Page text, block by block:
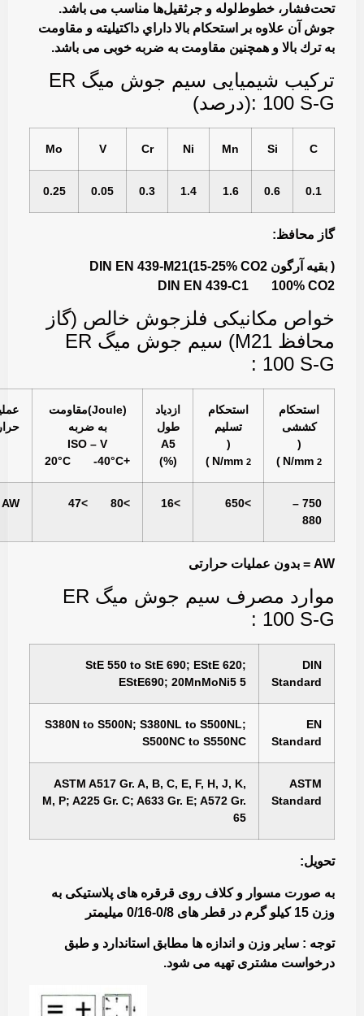
تحت‌فشار، خطوط‌لوله و جرثقيل‌ها مناسب می باشد.
جوش آن علاوه بر استحكام بالا داراي داكتيليته و مقاومت
به ترك بالا و همچنين مقاومت به ضربه خوبی می باشد.
تركيب شيميايی سیم جوش میگ ER
100 S-G :(درصد)
C
Si
Mn
Ni
Cr
V
Mo
0.1
0.6
1.6
1.4
0.3
0.05
0.25
گاز محافظ:
DIN EN 439-M21(15-25% CO2 بقیه آرگون )
DIN EN 439-C1 100% CO2
خواص مكانيكی فلزجوش خالص (گاز
محافظ M21) سیم جوش میگ ER
100 S-G :
استحكام
كششی
(
N/mm 2
)
استحكام
تسليم
(
N/mm 2
)
ازدياد
طول
A5
(%)
(Joule)مقاومت
به ضربه
ISO – V
+20°C -40°C
750 –
880
>650
>16
>80 >47
AW
AW = بدون عملیات حرارتی
موارد مصرف سیم جوش میگ ER
100 S-G :
DIN
Standard
StE 550 to StE 690; EStE 620;
EStE690; 20MnMoNi5 5
EN
Standard
S380N to S500N; S380NL to S500NL;
S500NC to S550NC
ASTM
Standard
ASTM A517 Gr. A, B, C, E, F, H, J, K,
M, P; A225 Gr. C; A633 Gr. E; A572 Gr.
65
تحویل:
به صورت مسوار و کلاف روی قرقره های پلاستیکی به
وزن 15 کیلو گرم در قطر های 0/8-0/16 میلیمتر
توجه : سایر وزن و اندازه ها مطابق استاندارد و طبق
درخواست مشتری تهیه می شود.